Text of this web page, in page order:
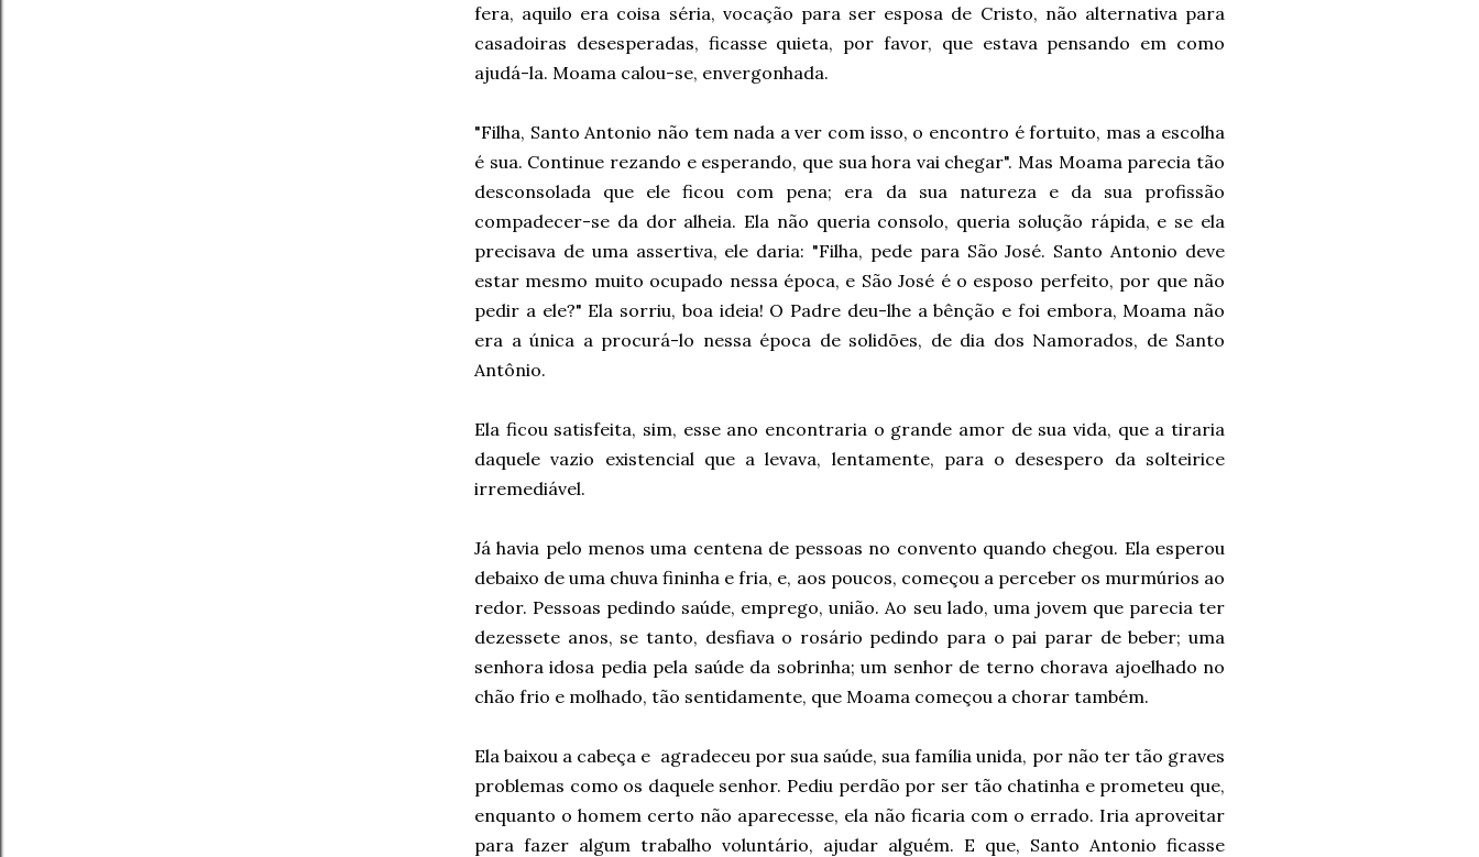
fera, aquilo era coisa séria, vocação para ser esposa de Cristo, não alternativa para
casadoiras desesperadas, ficasse quieta, por favor, que estava pensando em como
ajudá-la. Moama calou-se, envergonhada.
"Filha, Santo Antonio não tem nada a ver com isso, o encontro é fortuito, mas a escolha
é sua. Continue rezando e esperando, que sua hora vai chegar". Mas Moama parecia tão
desconsolada que ele ficou com pena; era da sua natureza e da sua profissão
compadecer-se da dor alheia. Ela não queria consolo, queria solução rápida, e se ela
precisava de uma assertiva, ele daria: "Filha, pede para São José. Santo Antonio deve
estar mesmo muito ocupado nessa época, e São José é o esposo perfeito, por que não
pedir a ele?" Ela sorriu, boa ideia! O Padre deu-lhe a bênção e foi embora, Moama não
era a única a procurá-lo nessa época de solidões, de dia dos Namorados, de Santo
Antônio.
Ela ficou satisfeita, sim, esse ano encontraria o grande amor de sua vida, que a tiraria
daquele vazio existencial que a levava, lentamente, para o desespero da solteirice
irremediável.
Já havia pelo menos uma centena de pessoas no convento quando chegou. Ela esperou
debaixo de uma chuva fininha e fria, e, aos poucos, começou a perceber os murmúrios ao
redor. Pessoas pedindo saúde, emprego, união. Ao seu lado, uma jovem que parecia ter
dezessete anos, se tanto, desfiava o rosário pedindo para o pai parar de beber; uma
senhora idosa pedia pela saúde da sobrinha; um senhor de terno chorava ajoelhado no
chão frio e molhado, tão sentidamente, que Moama começou a chorar também.
Ela baixou a cabeça e agradeceu por sua saúde, sua família unida, por não ter tão graves
problemas como os daquele senhor. Pediu perdão por ser tão chatinha e prometeu que,
enquanto o homem certo não aparecesse, ela não ficaria com o errado. Iria aproveitar
para fazer algum trabalho voluntário, ajudar alguém. E que, Santo Antonio ficasse